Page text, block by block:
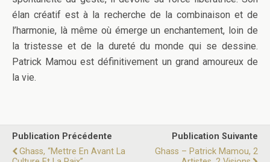
élan créatif est à la recherche de la combinaison et de
l’harmonie, là même où émerge un enchantement, loin de
la tristesse et de la dureté du monde qui se dessine.
Patrick Mamou est définitivement un grand amoureux de
la vie.
Publication Précédente
Ghass, “Mettre En Avant La
Publication Suivante
Ghass – Patrick Mamou, 2